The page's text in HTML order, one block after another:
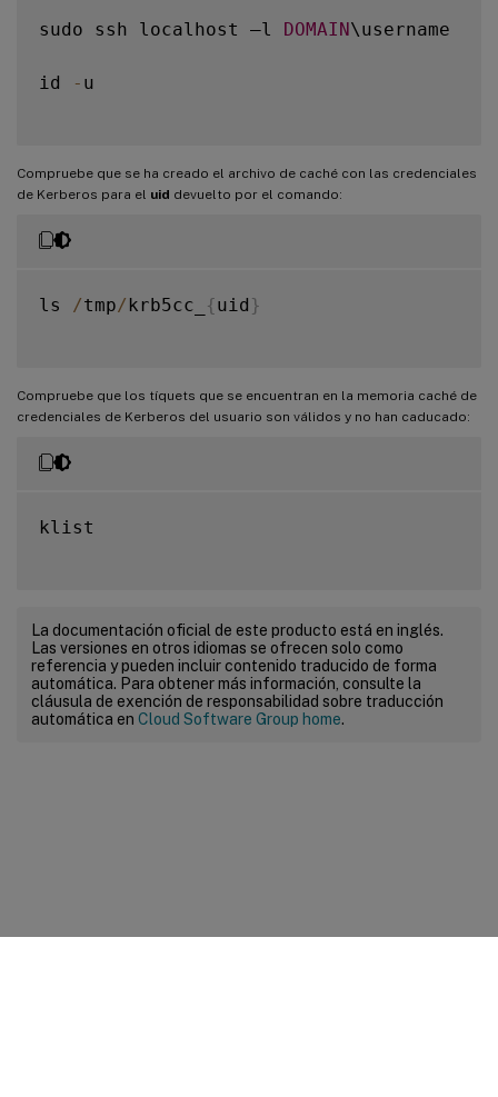
sudo ssh localhost –l DOMAIN\username
id - u
Compruebe que se ha creado el archivo de caché con las credenciales
de Kerberos para el uid devuelto por el comando:
ls /tmp/ krb5cc_ {uid }
Compruebe que los tíquets que se encuentran en la memoria caché de
credenciales de Kerberos del usuario son válidos y no han caducado:
klist
La documentación oficial de este producto está en inglés.
Las versiones en otros idiomas se ofrecen solo como
referencia y pueden incluir contenido traducido de forma
automática. Para obtener más información, consulte la
cláusula de exención de responsabilidad sobre traducción
automática en Cloud Software Group home.